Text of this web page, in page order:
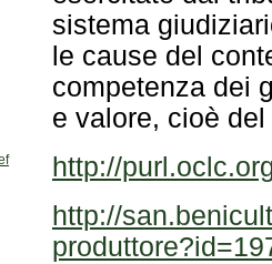
e valore, cioè
http://